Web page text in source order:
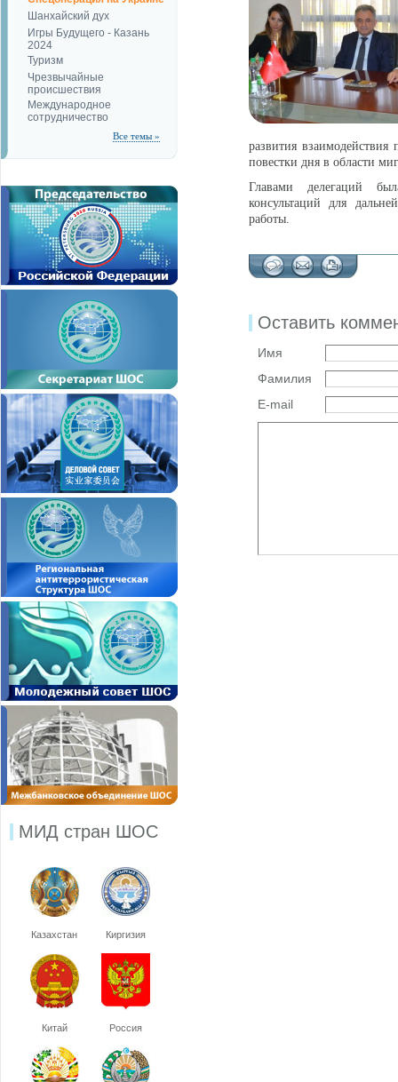
Шанхайский дух
Игры Будущего - Казань
2024
Туризм
Чрезвычайные
происшествия
Международное
сотрудничество
Все темы »
МИД стран ШОС
Казахстан Киргизия
Китай Россия
развития
повестки дня в области
Главами делегаций
консультаций для
работы.
Оставить
Имя
Фамилия
E-mail